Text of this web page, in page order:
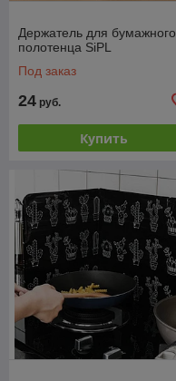
Держатель для бумажного
полотенца SiPL
Под заказ
24 руб.
Купить